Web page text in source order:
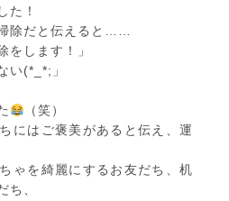
た！
除だと伝えると……
をします！」
い(*_*;」
（笑）
にはご褒美があると伝え、運
ゃを綺麗にするお友だち、机
ち、